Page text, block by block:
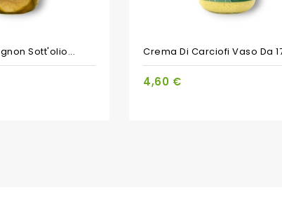
Sott'olio... Crema Di Carciofi Vaso Da
4,60 €